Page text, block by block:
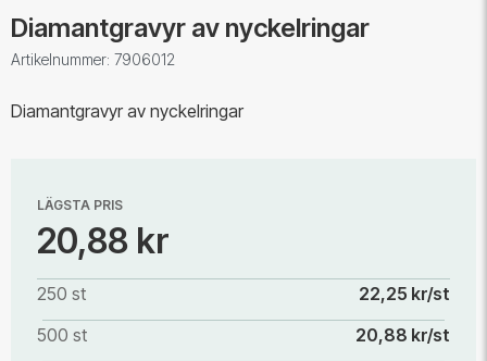
Diamantgravyr av nyckelringar
Artikelnummer: 7906012
Diamantgravyr av nyckelringar
LÄGSTA PRIS
20,88 kr
250 st
22,25 kr/st
500 st
20,88 kr/st